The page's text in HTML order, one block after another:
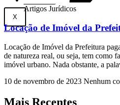
X
Artigos Jurídicos
Locação de Imóvel da
Locação de Imóvel da Prefeitura
de natureza real, ou seja, tem como
imóvel urbano. Nada obstante, a
10 de novembro de 2023 Nenhum
Mais Recentes